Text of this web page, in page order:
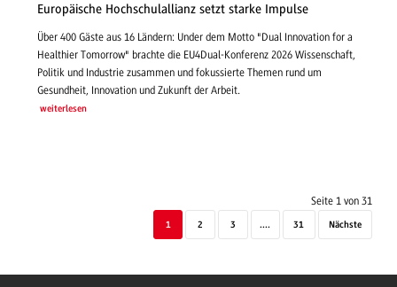
Europäische Hochschulallianz setzt starke Impulse
Über 400 Gäste aus 16 Ländern: Under dem Motto "Dual Innovation for a
Healthier Tomorrow" brachte die EU4Dual-Konferenz 2026 Wissenschaft,
Politik und Industrie zusammen und fokussierte Themen rund um
Gesundheit, Innovation und Zukunft der Arbeit.
weiterlesen
Seite 1 von 31
1 2 3 .... 31 Nächste